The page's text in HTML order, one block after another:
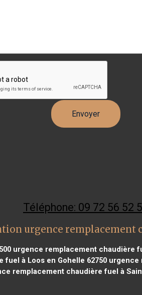
Téléphone: 09 72 56 52
urgence remplacement
urgence remplacement chaudière
à Loos en Gohelle 62750 urgence
remplacement chaudière fuel à